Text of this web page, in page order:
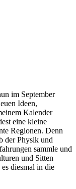
im September
Ideen,
Kalender
eine kleine
Regionen. Denn
der Physik und
sammle und
und Sitten
diesmal in die